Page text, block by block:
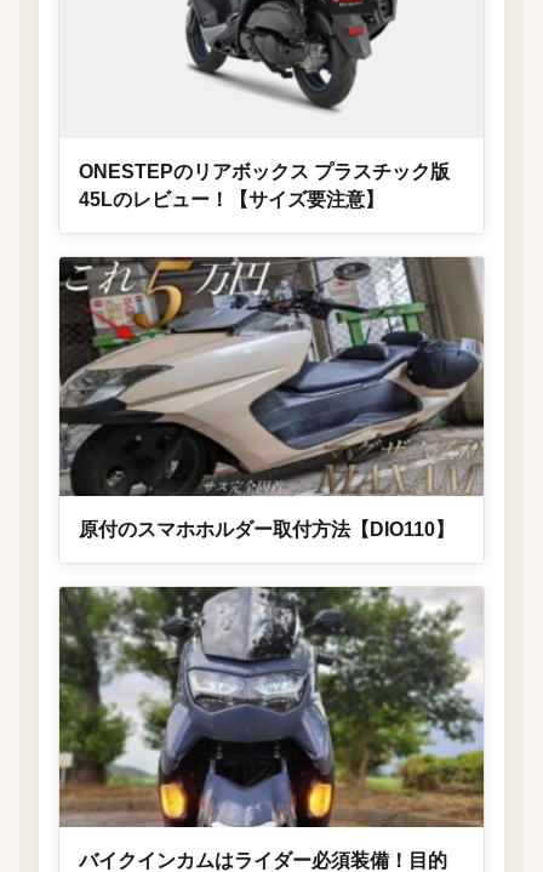
ONESTEPのリアボックス プラスチック版
45Lのレビュー！【サイズ要注意】
原付のスマホホルダー取付方法【DIO110】
バイクインカムはライダー必須装備！目的